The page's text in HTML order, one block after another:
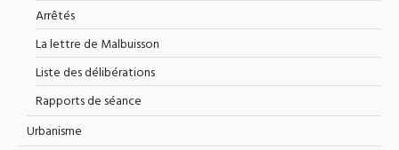
Arrêtés
La lettre de Malbuisson
Liste des délibérations
Rapports de séance
Urbanisme